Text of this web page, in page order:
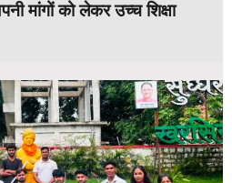
मांगों को लेकर उच्च शिक्षा